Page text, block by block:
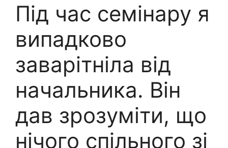
Під час семінару я
випадково
заварітніла від
начальника. Він
дав зрозуміти, що
нічого спільного зі